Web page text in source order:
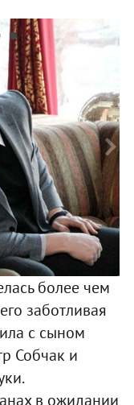
более чем
заботливая
с сыном
Собчак и
в ожидании